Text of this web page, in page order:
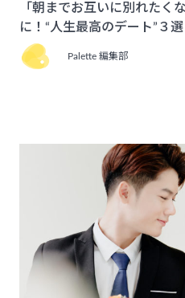
「朝までお互いに別れたく
に！“人生最高のデート”３選
Palette 編集部